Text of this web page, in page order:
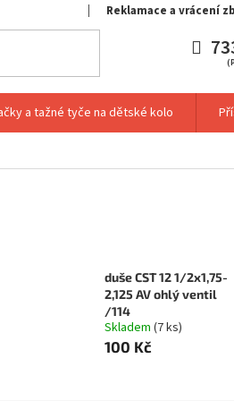
Reklamace a vrácení
a tažné tyče na dětské kolo
duše CST 12 1/2x1,75-
2,125 AV ohlý ventil
/114
Skladem (7 ks)
100 Kč